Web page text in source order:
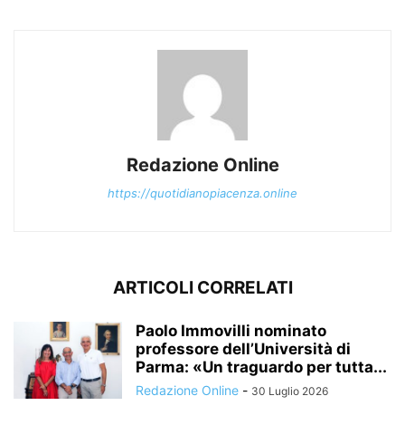
Redazione Online
https://quotidianopiacenza.online
ARTICOLI CORRELATI
Paolo Immovilli nominato
professore dell’Università di
Parma: «Un traguardo per tutta...
Redazione Online - 30 Luglio 2026